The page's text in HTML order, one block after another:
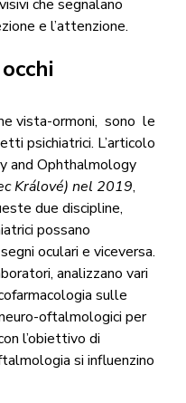
che segnalano
e l’attenzione.
vista-ormoni, sono le
psichiatrici. L’articolo
and Ophthalmology
Králové) nel 2019,
due discipline,
possano
oculari e viceversa.
analizzano vari
sulle
oftalmologici per
l’obiettivo di
si influenzino